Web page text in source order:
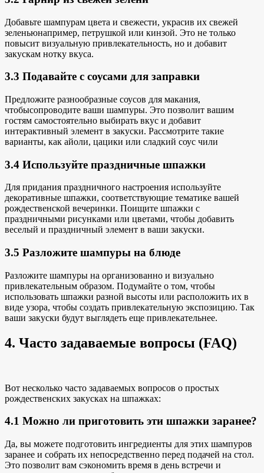
Добавьте шампурам цвета и свежести, украсив их свежей
зеленьюнапример, петрушкой или кинзой. Это не только
повысит визуальную привлекательность, но и добавит
закускам нотку вкуса.
3.3 Подавайте с соусами для заправки
Предложите разнообразные соусов для макания,
чтобысопроводите ваши шампуры. Это позволит вашим
гостям самостоятельно выбирать вкус и добавит
интерактивный элемент в закуски. Рассмотрите такие
варианты, как айоли, цацики или сладкий соус чили
3.4 Используйте праздничные шпажки
Для придания праздничного настроения используйте
декоративные шпажки, соответствующие тематике вашей
рождественской вечеринки. Поищите шпажки с
праздничными рисунками или цветами, чтобы добавить
веселый и праздничный элемент в ваши закуски.
3.5 Разложите шампуры на блюде
Разложите шампуры на организованно и визуально
привлекательным образом. Подумайте о том, чтобы
использовать шпажки разной высоты или расположить их в
виде узора, чтобы создать привлекательную экспозицию. Так
ваши закуски будут выглядеть еще привлекательнее.
4. Часто задаваемые вопросы (FAQ)
Вот несколько часто задаваемых вопросов о простых
рождественских закусках на шпажках:
4.1 Можно ли приготовить эти шпажки заранее?
Да, вы можете подготовить ингредиенты для этих шампуров
заранее и собрать их непосредственно перед подачей на стол.
Это позволит вам сэкономить время в день встречи и